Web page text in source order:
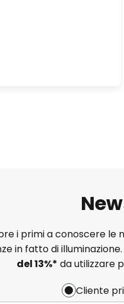
i primi a conoscere le
in fatto di
del13%* da utilizzare
Cliente